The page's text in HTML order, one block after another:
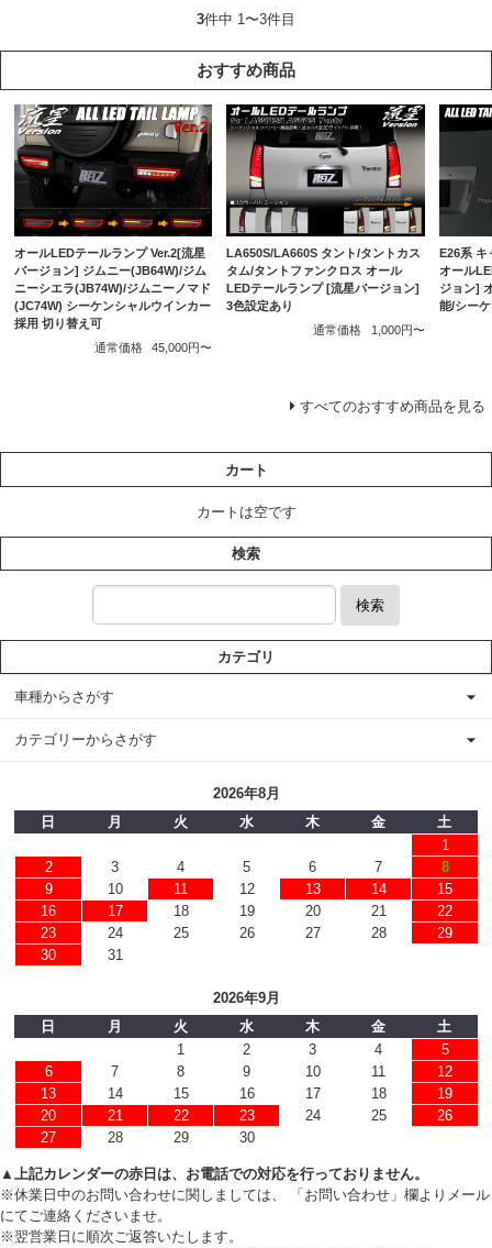
3件中 1〜3件目
おすすめ商品
オールLEDテールランプ Ver.2[流星
バージョン] ジムニー(JB64W)/ジム
ニーシエラ(JB74W)/ジムニーノマド
(JC74W) シーケンシャルウインカー
採用 切り替え可
通常価格
45,000円〜
LA650S/LA660S タント/タントカス
タム/タントファンクロス オール
LEDテールランプ [流星バージョン]
3色設定あり
通常価格
1,000円〜
E26系 キ
オール
ジョン]
能/シー
すべてのおすすめ商品を見る
カート
カートは空です
検索
検索
カテゴリ
車種からさがす
カテゴリーからさがす
2026年8月
日
月 火 水 木 金
土
1
2
3 4 5 6 7
8
9
10 11 12 13 14
15
16
17 18 19 20 21
22
23
24 25 26 27 28
29
30
31
2026年9月
日
月 火 水 木 金
土
1
2 3 4
5
6
7 8 9 10 11
12
13
14 15 16 17 18
19
20
21 22 23 24 25
26
27
28 29 30
▲上記カレンダーの赤日は、お電話での対応を行っておりません。
※休業日中のお問い合わせに関しましては、 「お問い合わせ」欄よりメール
にてご連絡くださいませ。
※翌営業日に順次ご返答いたします。